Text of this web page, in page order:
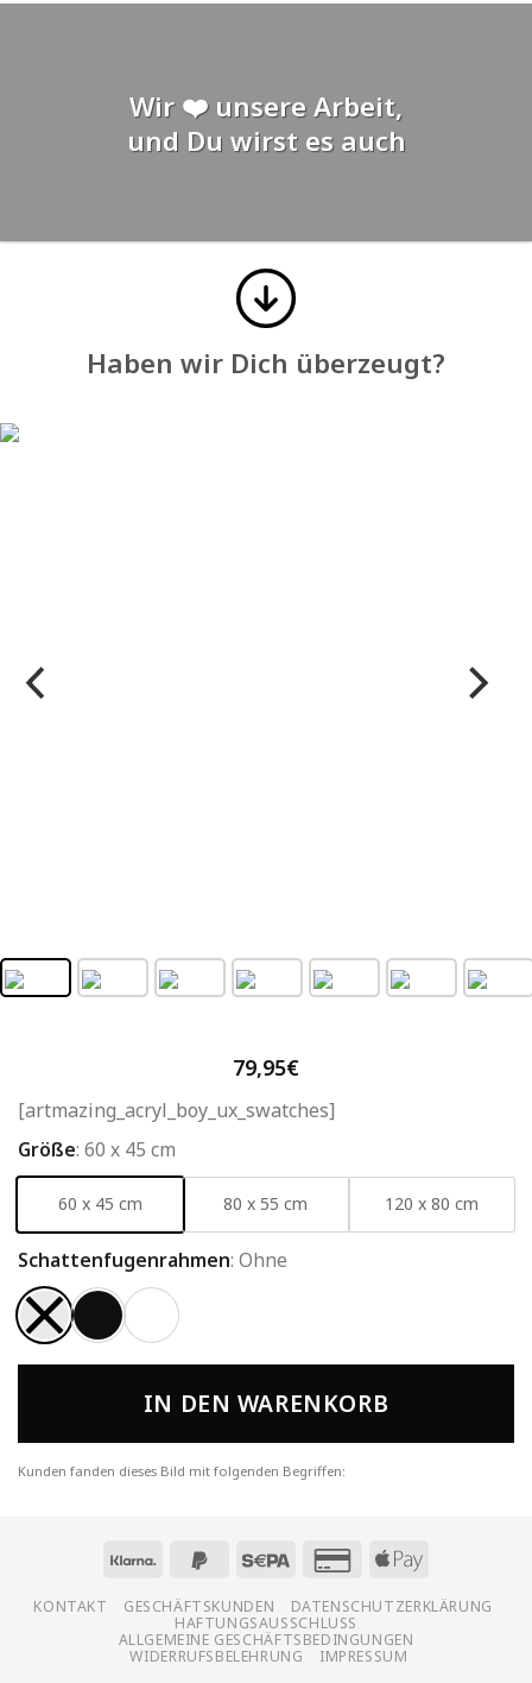
Wir ❤️ unsere Arbeit,
und Du wirst es auch
Haben wir Dich überzeugt?
79,95€
[artmazing_acryl_boy_ux_swatches]
Größe: 60 x 45 cm
60 x 45 cm 80 x 55 cm 120 x 80 cm
Schattenfugenrahmen: Ohne
IN DEN WARENKORB
Kunden fanden dieses Bild mit folgenden Begriffen:
KONTAKT GESCHÄFTSKUNDEN
DATENSCHUTZERKLÄRUNG
HAFTUNGSAUSSCHLUSS
ALLGEMEINE GESCHÄFTSBEDINGUNGEN
WIDERRUFSBELEHRUNG
IMPRESSUM